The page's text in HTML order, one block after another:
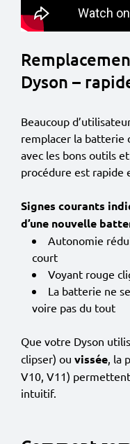
Dyson –
Beaucoup
remplacer la batterie
avec les bons outils
procédure est rapide
Signes courants
d’une nouvelle
Autonomie
court
Voyant rouge
La batterie ne
voire pas du tout
Que votre Dyson
clipser) ou vissée, la
V10, V11)
intuitif.